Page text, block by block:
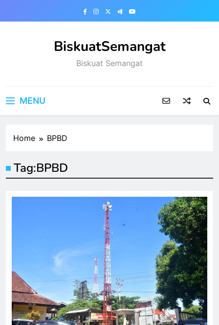
BiskuatSemangat
Biskuat Semangat
MENU
Home BPBD
Tag:BPBD